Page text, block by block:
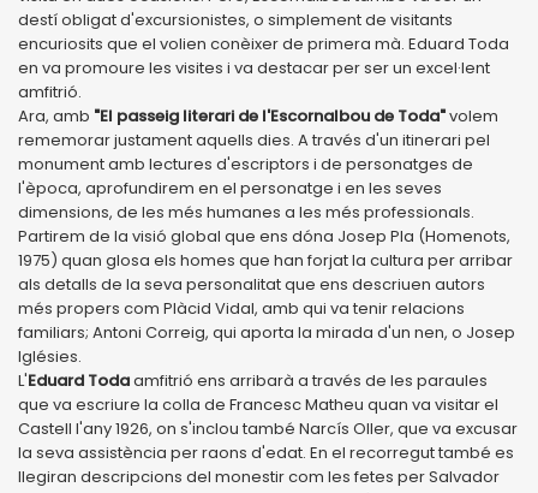
destí obligat d'excursionistes, o simplement de visitants
encuriosits que el volien conèixer de primera mà. Eduard Toda
en va promoure les visites i va destacar per ser un excel·lent
amfitrió.
Ara, amb "El passeig literari de l'Escornalbou de Toda"volem
rememorar justament aquells dies. A través d'un itinerari pel
monument amb lectures d'escriptors i de personatges de
l'època, aprofundirem en el personatge i en les seves
dimensions, de les més humanes a les més professionals.
Partirem de la visió global que ens dóna Josep Pla (Homenots,
1975) quan glosa els homes que han forjat la cultura per arribar
als detalls de la seva personalitat que ens descriuen autors
més propers com Plàcid Vidal, amb qui va tenir relacions
familiars; Antoni Correig, qui aporta la mirada d'un nen, o Josep
Iglésies.
L'Eduard Todaamfitrió ens arribarà a través de les paraules
que va escriure la colla de Francesc Matheu quan va visitar el
Castell l'any 1926, on s'inclou també Narcís Oller, que va excusar
la seva assistència per raons d'edat. En el recorregut també es
llegiran descripcions del monestir com les fetes per Salvador